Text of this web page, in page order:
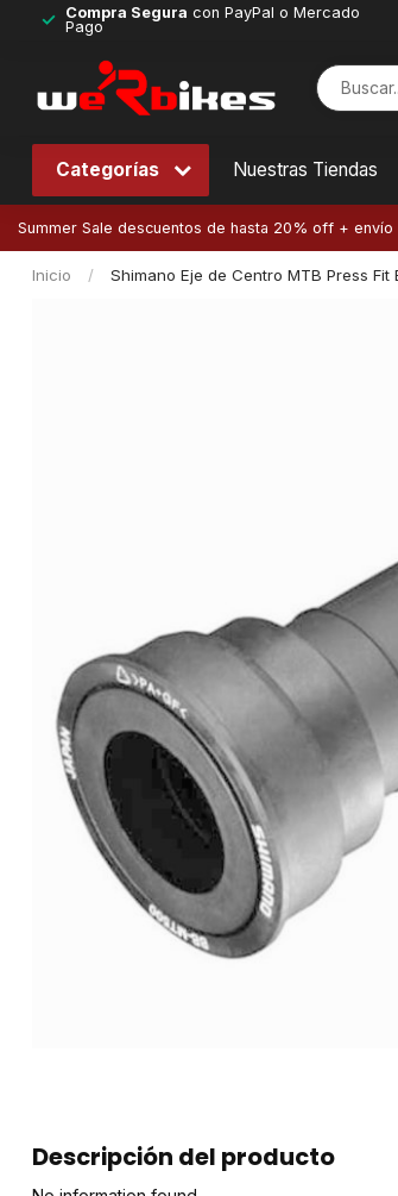
Compra Segura con PayPal o Mercado
Pago
Categorías Nuestras Tiendas
Summer Sale descuentos de hasta 20% off + envío
Inicio / Shimano Eje de Centro MTB Press Fit
Descripción del producto